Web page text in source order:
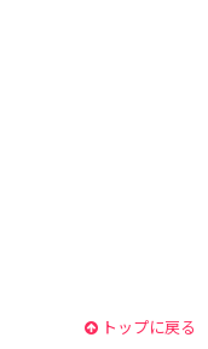
トップに戻る